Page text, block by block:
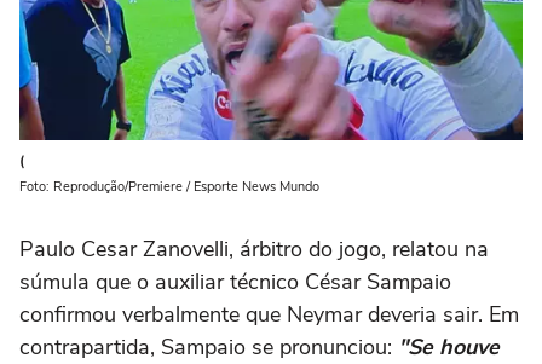
(
Foto: Reprodução/Premiere / Esporte News Mundo
Paulo Cesar Zanovelli, árbitro do jogo, relatou na
súmula que o auxiliar técnico César Sampaio
confirmou verbalmente que Neymar deveria sair. Em
contrapartida, Sampaio se pronunciou: "Se houve